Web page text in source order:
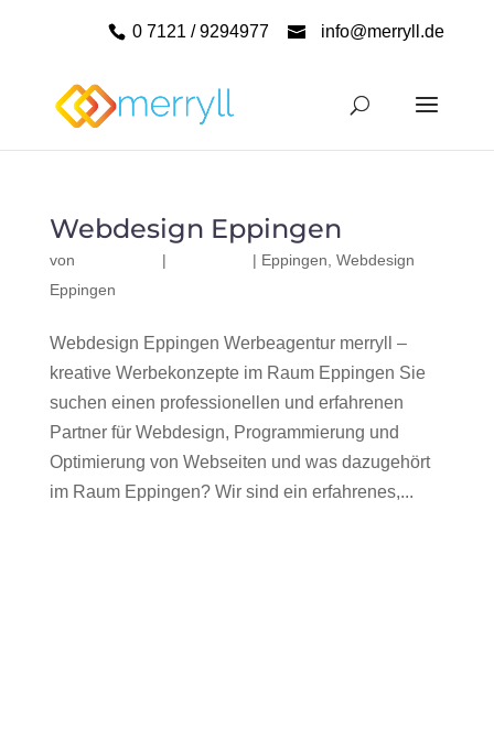
0 7121 / 9294977 info@merryll.de
Webdesign Eppingen
von | | Eppingen Webdesign
Eppingen
Webdesign Eppingen Werbeagentur merryll –
kreative Werbekonzepte im Raum Eppingen Sie
suchen einen professionellen und erfahrenen
Partner für Webdesign, Programmierung und
Optimierung von Webseiten und was dazugehört
im Raum Eppingen? Wir sind ein erfahrenes,...